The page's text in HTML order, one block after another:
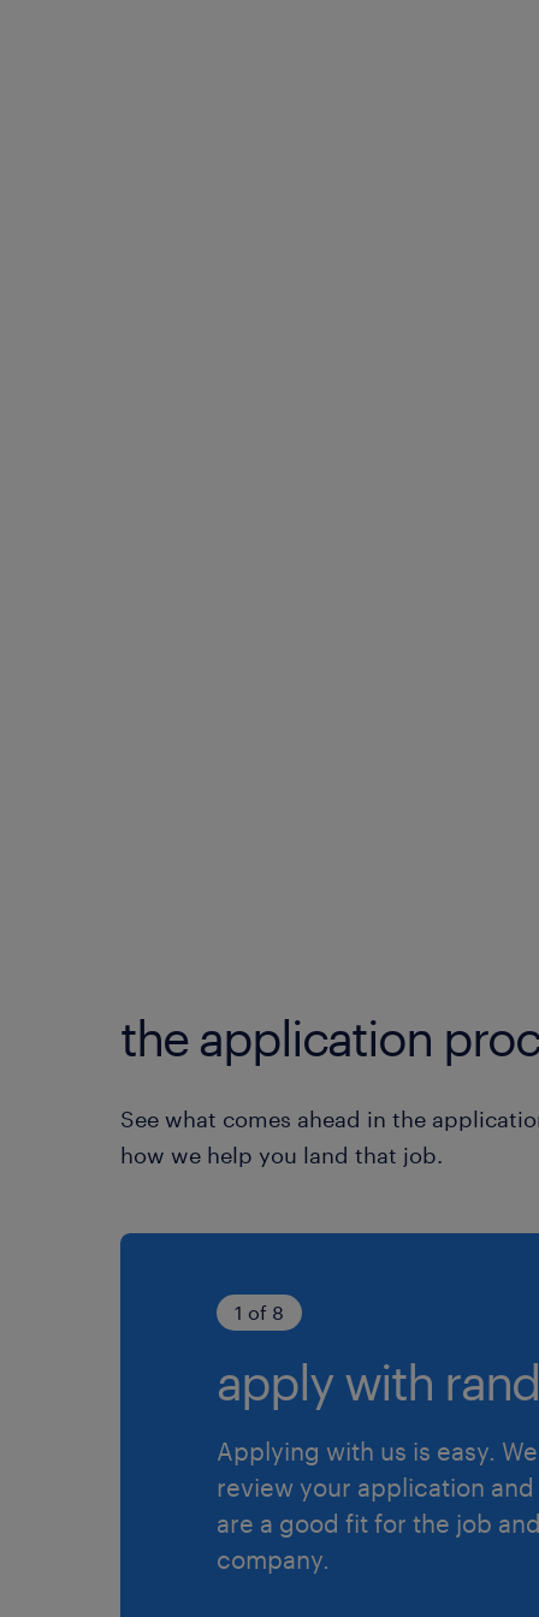
the application
See what comes ahead in the
how we help you land that job.
1 of 8
apply with
Applying with us is easy.
review your application and
are a good fit for the job
company.